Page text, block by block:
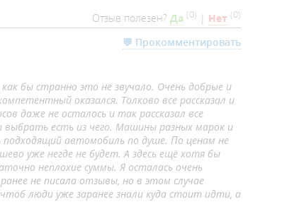
Отзыв полезен? Да (0) | Нет (0)
💬 Прокомментировать
бы странно это не звучало. Очень добрые и
оказался. Толково все рассказал и
даже не осталось и так рассказал все
есть из чего. Машины разных марок и
автомобиль по душе. По ценам не
уже негде не будет. А здесь ещё хотя бы
неплохие суммы. Я осталась очень
не писала отзывы, но в этом случае
люди уже заранее знали куда стоит идти, а